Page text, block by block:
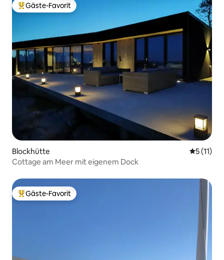
Beliebter Gäste-Favorit.
Gäste-Favorit
Blockhütte
5 (11)
Cottage am Meer mit eigenem Dock
Beliebter Gäste-Favorit.
Gäste-Favorit